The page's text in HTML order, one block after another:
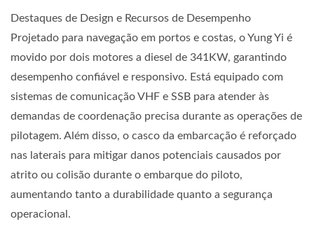
Destaques de Design e Recursos de Desempenho
Projetado para navegação em portos e costas, o Yung Yi é
movido por dois motores a diesel de 341KW, garantindo
desempenho confiável e responsivo. Está equipado com
sistemas de comunicação VHF e SSB para atender às
demandas de coordenação precisa durante as operações de
pilotagem. Além disso, o casco da embarcação é reforçado
nas laterais para mitigar danos potenciais causados por
atrito ou colisão durante o embarque do piloto,
aumentando tanto a durabilidade quanto a segurança
operacional.